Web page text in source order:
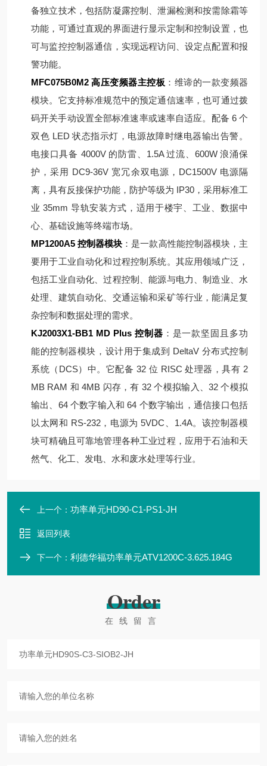
备独立技术，包括防凝露控制、泄漏检测和按需除霜等
功能，可通过直观的界面进行显示定制和控制设置，也
可与监控控制器通信，实现远程访问、设定点配置和报
警功能。
MFC075B0M2 高压变频器主控板 ：维谛的一款变频器
模块。它支持标准规范中的预定通信速率，也可通过拨
码开关手动设置全部标准速率或速率自适应。配备 6 个
双色 LED 状态指示灯，电源故障时继电器输出告警。
电接口具备 4000V 的防雷、1.5A 过流、600W 浪涌保
护，采用 DC9-36V 宽冗余双电源，DC1500V 电源隔
离，具有反接保护功能，防护等级为 IP30，采用标准工
业 35mm 导轨安装方式，适用于楼宇、工业、数据中
心、基础设施等终端市场。
MP1200A5 控制器模块 ：是一款高性能控制器模块，主
要用于工业自动化和过程控制系统。其应用领域广泛，
包括工业自动化、过程控制、能源与电力、制造业、水
处理、建筑自动化、交通运输和采矿等行业，能满足复
杂控制和数据处理的需求。
KJ2003X1-BB1 MD Plus 控制器 ：是一款坚固且多功
能的控制器模块，设计用于集成到 DeltaV 分布式控制
系统（DCS）中。它配备 32 位 RISC 处理器，具有 2
MB RAM 和 4MB 闪存，有 32 个模拟输入、32 个模拟
输出、64 个数字输入和 64 个数字输出，通信接口包括
以太网和 RS-232，电源为 5VDC、1.4A。该控制器模
块可精确且可靠地管理各种工业过程，应用于石油和天
然气、化工、发电、水和废水处理等行业。
上一个： 功率单元HD90-C1-PS1-JH
返回列表
下一个： 利德华福功率单元ATV1200C-3.625.184G
Order
在线留言